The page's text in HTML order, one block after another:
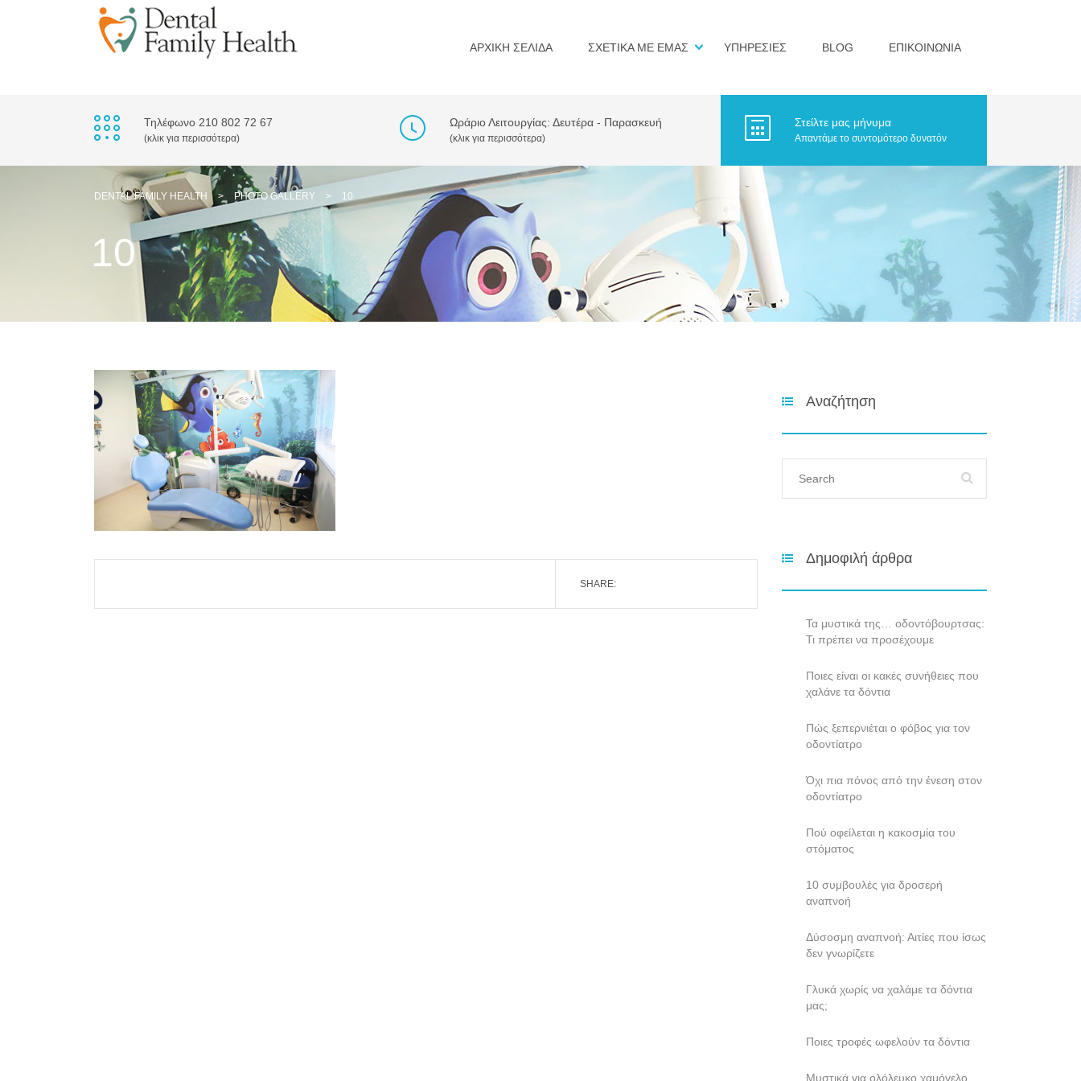
ΑΡΧΙΚΗ ΣΕΛΙΔΑ ΣΧΕΤΙΚΑ ΜΕ ΕΜΑΣ ΥΠΗΡΕΣΙΕΣ BLOG ΕΠΙΚΟΙΝΩΝΙΑ
Τηλέφωνο 210 802 72 67
(κλικ για περισσότερα)
Ωράριο Λειτουργίας: Δευτέρα - Παρασκευή
(κλικ για περισσότερα)
Στείλτε μας μήνυμα
Απαντάμε το συντομότερο δυνατόν
DENTAL FAMILY HEALTH > PHOTO GALLERY > 10
10
SHARE:
Αναζήτηση
Δημοφιλή άρθρα
Τα μυστικά της… οδοντόβουρτσας:
Τι πρέπει να προσέχουμε
Ποιες είναι οι κακές συνήθειες που
χαλάνε τα δόντια
Πώς ξεπερνιέται ο φόβος για τον
οδοντίατρο
Όχι πια πόνος από την ένεση στον
οδοντίατρο
Πού οφείλεται η κακοσμία του
στόματος
10 συμβουλές για δροσερή
αναπνοή
Δύσοσμη αναπνοή: Αιτίες που ίσως
δεν γνωρίζετε
Γλυκά χωρίς να χαλάμε τα δόντια
μας;
Ποιες τροφές ωφελούν τα δόντια
Mυστικά για ολόλευκο χαμόγελο